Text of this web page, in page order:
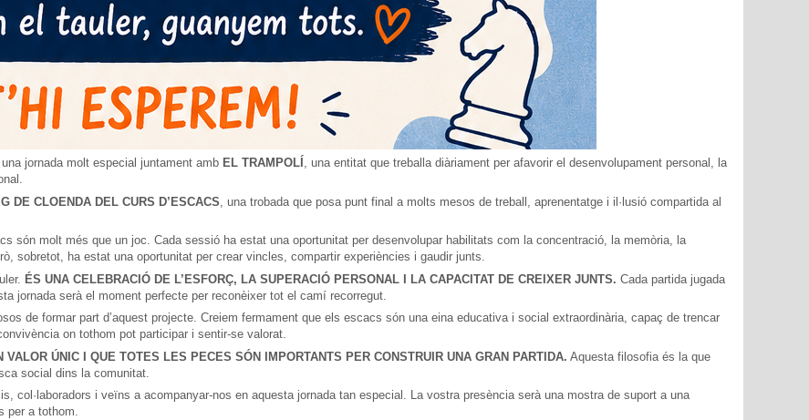
jornada molt especial juntament amb EL TRAMPOLÍ , una entitat que treballa diàriament per afavorir el desenvolupament personal, la
DE CLOENDA DEL CURS D’ESCACS , una trobada que posa punt final a molts mesos de treball, aprenentatge i il·lusió compartida al
són molt més que un joc. Cada sessió ha estat una oportunitat per desenvolupar habilitats com la concentració, la memòria, la
sobretot, ha estat una oportunitat per crear vincles, compartir experiències i gaudir junts.
ÉS UNA CELEBRACIÓ DE L’ESFORÇ, LA SUPERACIÓ PERSONAL I LA CAPACITAT DE CREIXER JUNTS. Cada partida jugada
jornada serà el moment perfecte per reconèixer tot el camí recorregut.
de formar part d’aquest projecte. Creiem fermament que els escacs són una eina educativa i social extraordinària, capaç de trencar
on tothom pot participar i sentir-se valorat.
ÚNIC I QUE TOTES LES PECES SÓN IMPORTANTS PER CONSTRUIR UNA GRAN PARTIDA. Aquesta filosofia és la que
social dins la comunitat.
col·laboradors i veïns a acompanyar-nos en aquesta jornada tan especial. La vostra presència serà una mostra de suport a una
per a tothom.